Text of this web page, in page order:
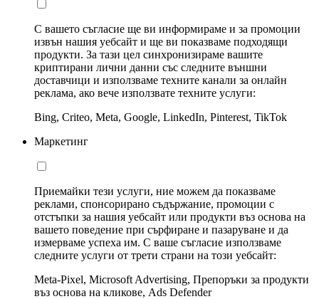
С вашето съгласие ще ви информираме и за промоции
извън нашия уебсайт и ще ви показваме подходящи
продукти. За тази цел синхронизираме вашите
криптирани лични данни със следните външни
доставчици и използваме техните канали за онлайн
реклама, ако вече използвате техните услуги:
Bing, Criteo, Meta, Google, LinkedIn, Pinterest, TikTok
Маркетинг
Приемайки тези услуги, ние можем да показваме
реклами, спонсорирано съдържание, промоции с
отстъпки за нашия уебсайт или продукти въз основа на
вашето поведение при сърфиране и пазаруване и да
измерваме успеха им. С ваше съгласие използваме
следните услуги от трети страни на този уебсайт:
Meta-Pixel, Microsoft Advertising, Препоръки за продукти
въз основа на кликове, Ads Defender